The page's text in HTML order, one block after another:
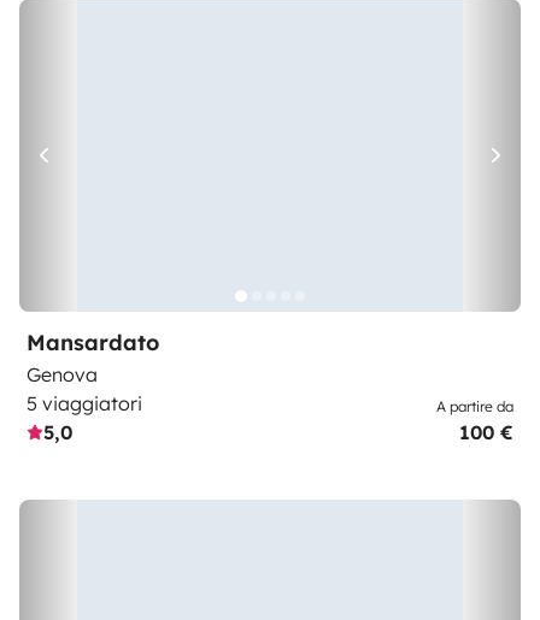
Mansardato
Genova
5 viaggiatori
5,0
A partire da
100 €